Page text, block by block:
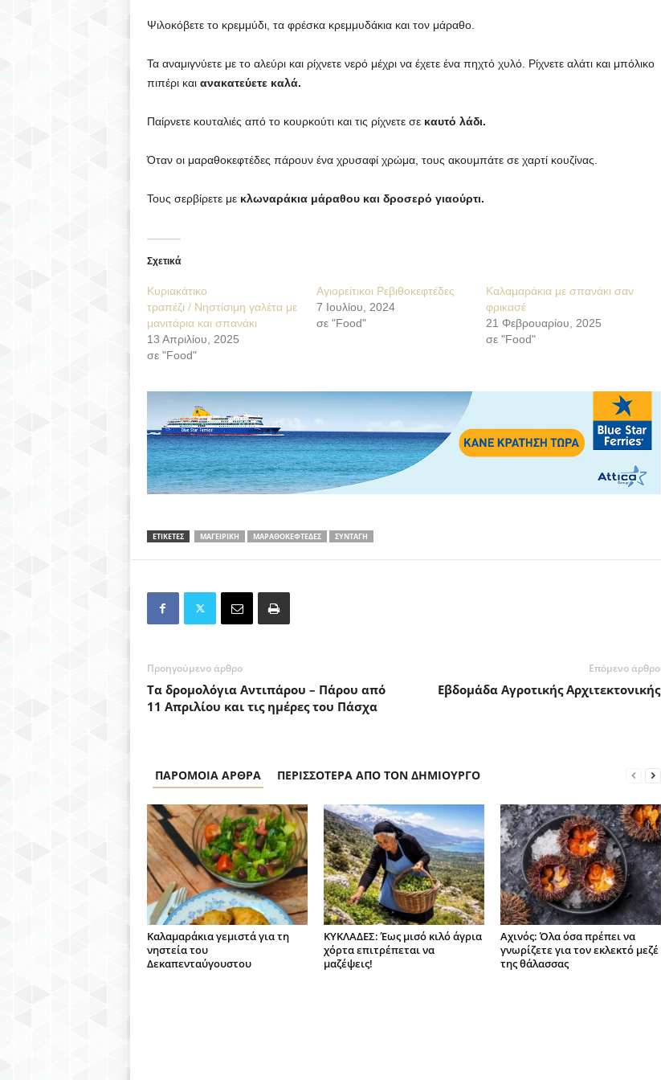
Ψιλοκόβετε το κρεμμύδι, τα φρέσκα κρεμμυδάκια και τον μάραθο.
Τα αναμιγνύετε με το αλεύρι και ρίχνετε νερό μέχρι να έχετε ένα πηχτό χυλό. Ρίχνετε αλάτι και μπόλικο
πιπέρι και ανακατεύετε καλά.
Παίρνετε κουταλιές από το κουρκούτι και τις ρίχνετε σε καυτό λάδι.
Όταν οι μαραθοκεφτέδες πάρουν ένα χρυσαφί χρώμα, τους ακουμπάτε σε χαρτί κουζίνας.
Τους σερβίρετε με κλωναράκια μάραθου και δροσερό γιαούρτι.
Σχετικά
Κυριακάτικο
τραπέζι / Νηστίσιμη γαλέτα με
μανιτάρια και σπανάκι
13 Απριλίου, 2025
σε "Food"
Αγιορείτικοι Ρεβιθοκεφτέδες
7 Ιουλίου, 2024
σε "Food"
Καλαμαράκια με σπανάκι σαν
φρικασέ
21 Φεβρουαρίου, 2025
σε "Food"
ΕΤΙΚΕΤΕΣ ΜΑΓΕΙΡΙΚΗ ΜΑΡΑΘΟΚΕΦΤΈΔΕΣ ΣΥΝΤΑΓΗ
Προηγούμενο άρθρο
Τα δρομολόγια Αντιπάρου – Πάρου από
11 Απριλίου και τις ημέρες του Πάσχα
Επόμενο άρθρο
Εβδομάδα Αγροτικής Αρχιτεκτονικής
ΠΑΡΟΜΟΙΑ ΑΡΘΡΑ ΠΕΡΙΣΣΟΤΕΡΑ ΑΠΟ ΤΟΝ ΔΗΜΙΟΥΡΓΟ
Καλαμαράκια γεμιστά για τη
νηστεία του
Δεκαπενταύγουστου
ΚΥΚΛΑΔΕΣ: Έως μισό κιλό άγρια
χόρτα επιτρέπεται να
μαζέψεις!
Αχινός: Όλα όσα πρέπει να
γνωρίζετε για τον εκλεκτό μεζέ
της θάλασσας